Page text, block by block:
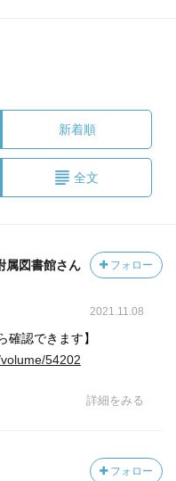
新着順
全文
属図書館さん フォロー
2021.11.08
確認できます】
54202
詳細をみる
フォロー